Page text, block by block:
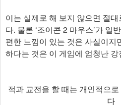
이는 실제로 해 보지 않으면 절
다. 물론 ‘조이콘 2 마우스’가 일
편한 느낌이 있는 것은 사실이지
하다는 것은 이 게임에 엄청난
적과 교전을 할 때는 개인적으
다